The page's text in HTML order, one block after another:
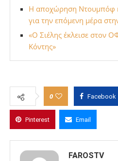
H αποχώρηση Ντουμπόφ
για την επόμενη μέρα
«Ο Σιέλης έκλεισε στον
Κόντης»
0 Facebook
Pinterest Email
FAROSTV